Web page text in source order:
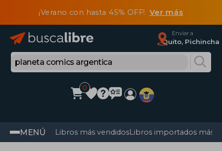
¡Verano con hasta 45% OFF! Ver más
Enviar a
Quito, Pichincha
0
MENÚ Libros más vendidosLibros importados más